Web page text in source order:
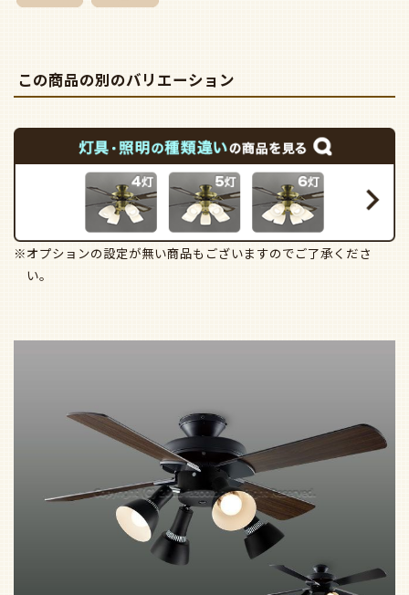
この商品の別のバリエーション
※オプションの設定が無い商品もございますのでご了承くださ
い。